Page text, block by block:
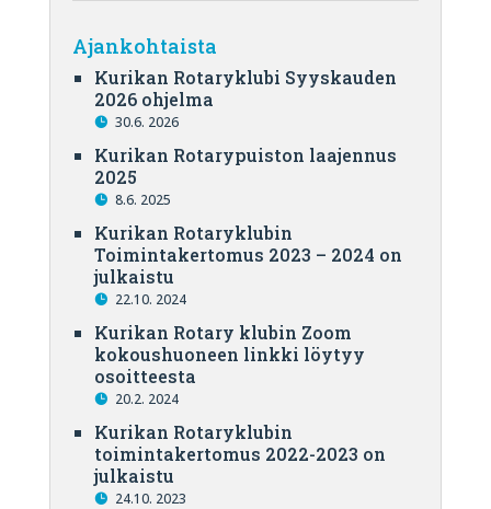
Ajankohtaista
Kurikan Rotaryklubi Syyskauden
2026 ohjelma
30.6. 2026
Kurikan Rotarypuiston laajennus
2025
8.6. 2025
Kurikan Rotaryklubin
Toimintakertomus 2023 – 2024 on
julkaistu
22.10. 2024
Kurikan Rotary klubin Zoom
kokoushuoneen linkki löytyy
osoitteesta
20.2. 2024
Kurikan Rotaryklubin
toimintakertomus 2022-2023 on
julkaistu
24.10. 2023